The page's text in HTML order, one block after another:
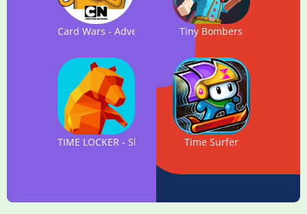
Card Wars - Adventure TimeTiny Bombers
TIME LOCKER - Shooter Time Surfer